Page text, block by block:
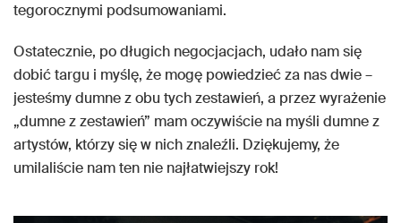
tegorocznymi podsumowaniami.
Ostatecznie, po długich negocjacjach, udało nam się
dobić targu i myślę, że mogę powiedzieć za nas dwie –
jesteśmy dumne z obu tych zestawień, a przez wyrażenie
„dumne z zestawień” mam oczywiście na myśli dumne z
artystów, którzy się w nich znaleźli. Dziękujemy, że
umilaliście nam ten nie najłatwiejszy rok!